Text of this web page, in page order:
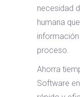
necesidad
humana
proceso.
Ahorra
Software